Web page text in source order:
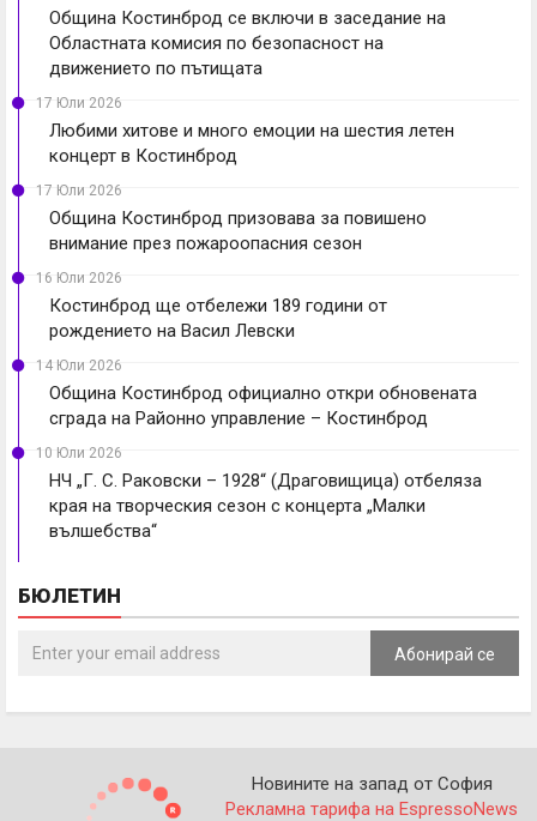
Община Костинброд се включи в заседание на
Областната комисия по безопасност на
движението по пътищата
17 Юли 2026
Любими хитове и много емоции на шестия летен
концерт в Костинброд
17 Юли 2026
Община Костинброд призовава за повишено
внимание през пожароопасния сезон
16 Юли 2026
Костинброд ще отбележи 189 години от
рождението на Васил Левски
14 Юли 2026
Община Костинброд официално откри обновената
сграда на Районно управление – Костинброд
10 Юли 2026
НЧ „Г. С. Раковски – 1928“ (Драговищица) отбеляза
края на творческия сезон с концерта „Малки
вълшебства“
БЮЛЕТИН
Абонирай се
Новините на запад от София
Рекламна тарифа на EspressoNews